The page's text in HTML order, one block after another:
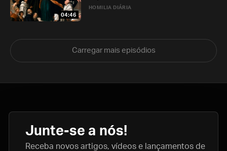
04:46
HOMILIA DIÁRIA
Carregar mais episódios
Junte-se a nós!
Receba novos artigos, vídeos e lançamentos de